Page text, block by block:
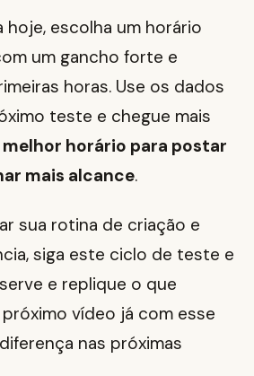
hoje, escolha um horário
um gancho forte e
horas. Use os dados
teste e chegue mais
melhor horário para postar
mais alcance.
sua rotina de criação e
siga este ciclo de teste e
e replique o que
vídeo já com esse
nas próximas